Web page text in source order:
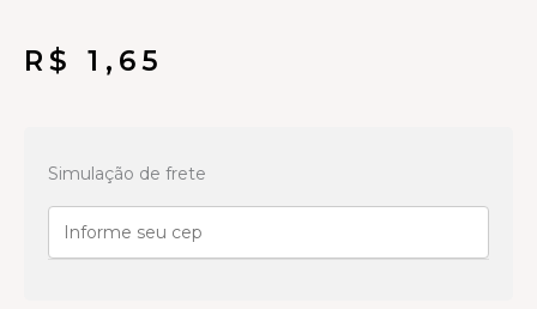
R$ 1,65
Simulação de frete
Adaptador